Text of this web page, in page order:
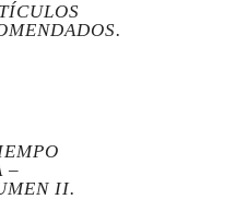
–
II.